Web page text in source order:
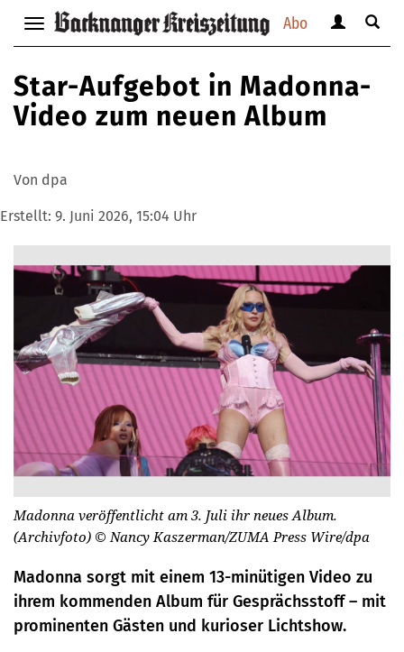
Abo
Navigation
anzeigen
verbergen
anzeigen
verbergen
Suche
Star-Aufgebot in Madonna-
Video zum neuen Album
Von dpa
Erstellt: 9. Juni 2026, 15:04 Uhr
Madonna veröffentlicht am 3. Juli ihr neues Album.
(Archivfoto) © Nancy Kaszerman/ZUMA Press Wire/dpa
Madonna sorgt mit einem 13-minütigen Video zu
ihrem kommenden Album für Gesprächsstoff – mit
prominenten Gästen und kurioser Lichtshow.